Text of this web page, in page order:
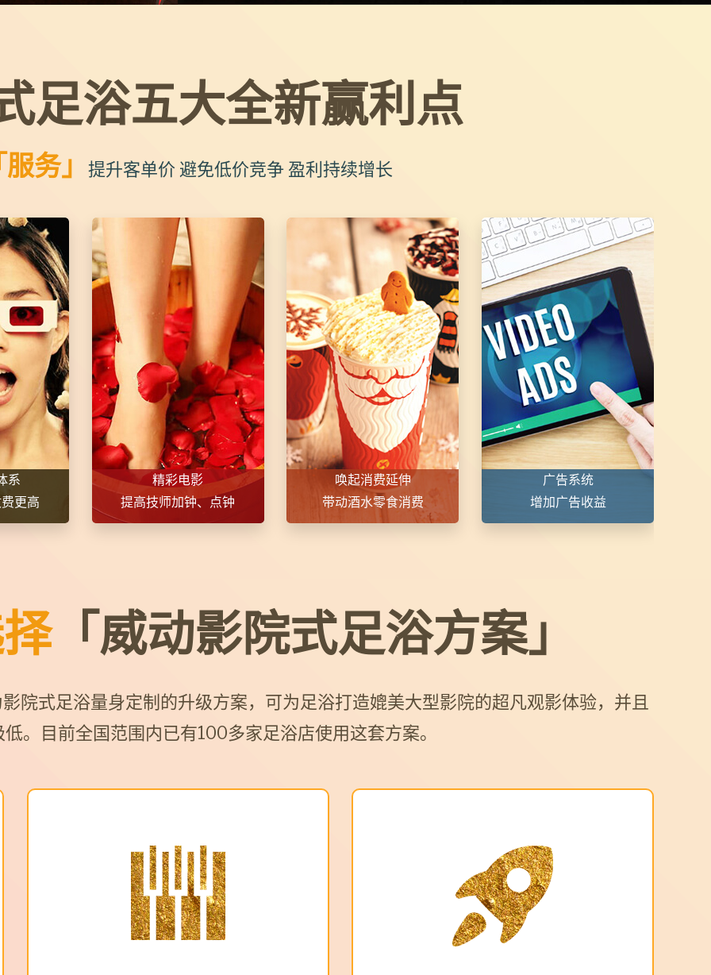
足浴五大全新赢利点
务」 提升客单价 避免低价竞争 盈利持续增长
系
更高
精彩电影
提高技师加钟、点钟
唤起消费延伸
带动酒水零食消费
广告系统
增加广告收益
「威动影院式足浴方案」
院式足浴量身定制的升级方案，可为足浴打造媲美大型影院的超凡观影体验，并且
。目前全国范围内已有100多家足浴店使用这套方案。